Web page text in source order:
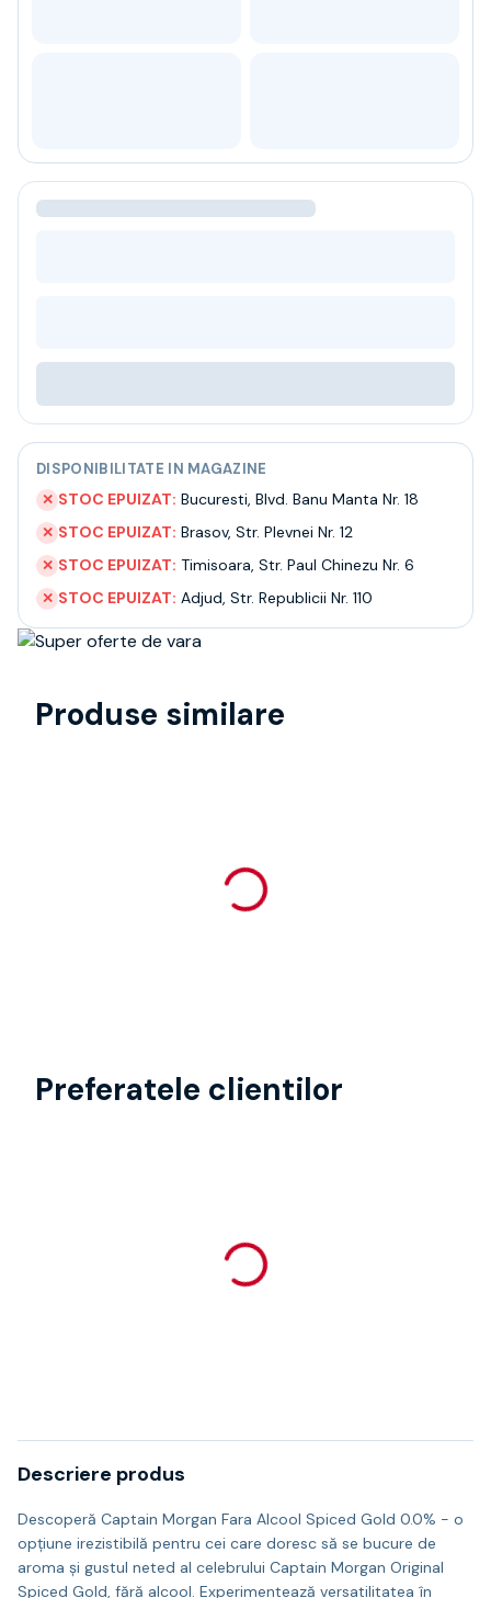
Ceai
Bacanie
BLACK FRIDAY
Contact
Termeni si conditii
Politica de confidentialitate
Intrebari frecvente
DISPONIBILITATE IN MAGAZINE
✕ STOC EPUIZAT: Bucuresti, Blvd. Banu Manta Nr. 18
✕ STOC EPUIZAT: Brasov, Str. Plevnei Nr. 12
✕ STOC EPUIZAT: Timisoara, Str. Paul Chinezu Nr. 6
✕ STOC EPUIZAT: Adjud, Str. Republicii Nr. 110
Produse similare
Preferatele clientilor
Descriere produs
Descoperă Captain Morgan Fara Alcool Spiced Gold 0.0% - o
opțiune irezistibilă pentru cei care doresc să se bucure de
aroma și gustul neted al celebrului Captain Morgan Original
Spiced Gold, fără alcool. Experimentează versatilitatea în